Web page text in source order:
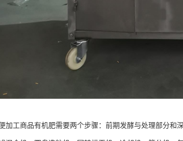
加工商品有机肥需要两个步骤：前期发酵与处理部分和